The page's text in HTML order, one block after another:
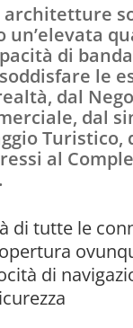
architetture
un’elevata
di
le
dal
dal
Turistico,
al
di tutte le
di